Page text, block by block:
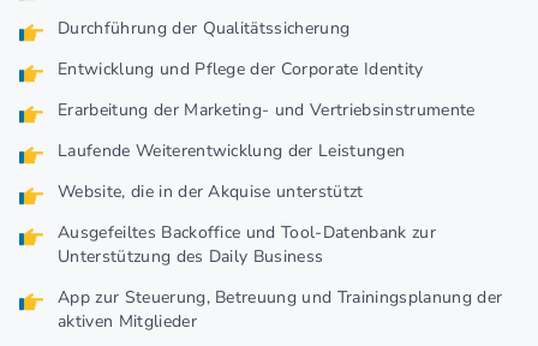
Durchführung der Qualitätssicherung
Entwicklung und Pflege der Corporate Identity
Erarbeitung der Marketing- und Vertriebsinstrumente
Laufende Weiterentwicklung der Leistungen
Website, die in der Akquise unterstützt
Ausgefeiltes Backoffice und Tool-Datenbank zur
Unterstützung des Daily Business
App zur Steuerung, Betreuung und Trainingsplanung der
aktiven Mitglieder